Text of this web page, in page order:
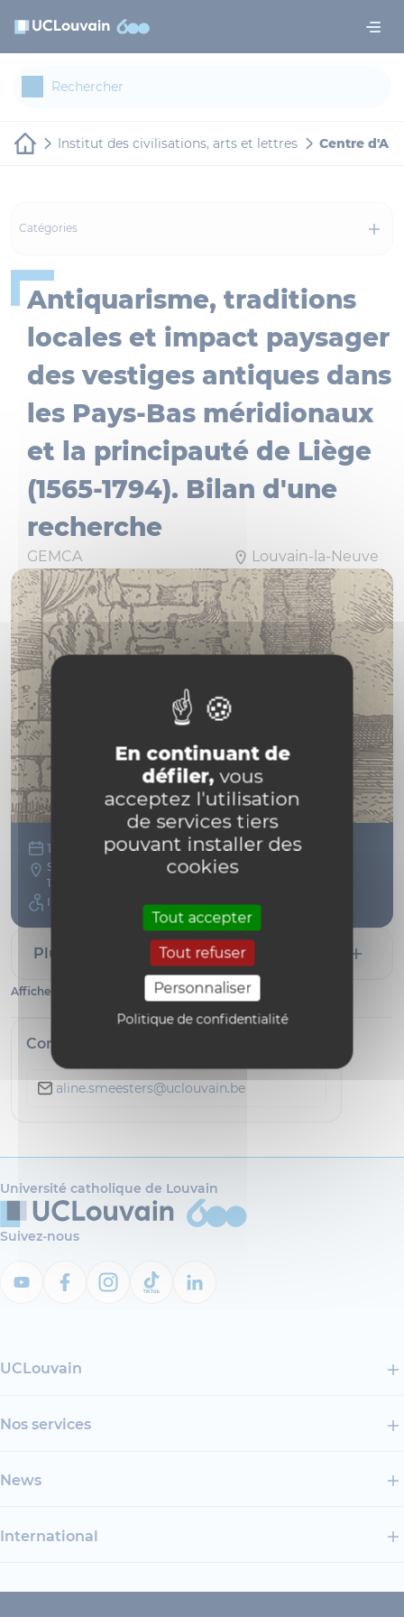
En continuant de
défiler,vous
acceptez l'utilisation
de services tiers
pouvant installer des
cookies
Tout accepter
Tout refuser
Personnaliser
Politique de confidentialité
Institut des civilisations, arts et lettres Centre
Catégories
Antiquarisme, traditions
locales et impact paysager
des vestiges antiques dans
les Pays-Bas méridionaux
et la principauté de Liège
(1565-1794). Bilan d'une
recherche
GEMCA Louvain-la-Neuve
18 Oct
SOCR27
1348 Louvain-la-Neuve Belgique
Inaccessible
Plus d'information
Afficher toutes les dates
Contact
aline.smeesters@uclouvain.be
Université catholique de Louvain
Suivez-nous
UCLouvain
Nos services
News
International